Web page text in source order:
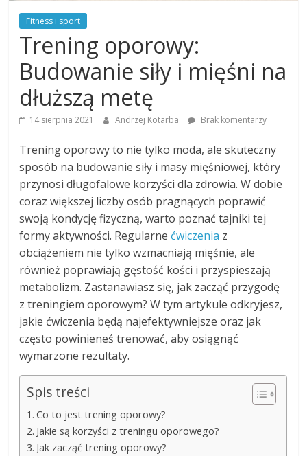
Fitness i sport
Trening oporowy:
Budowanie siły i mięśni na
dłuższą metę
14 sierpnia 2021 Andrzej Kotarba Brak komentarzy
Trening oporowy to nie tylko moda, ale skuteczny
sposób na budowanie siły i masy mięśniowej, który
przynosi długofalowe korzyści dla zdrowia. W dobie
coraz większej liczby osób pragnących poprawić
swoją kondycję fizyczną, warto poznać tajniki tej
formy aktywności. Regularne ćwiczenia z
obciążeniem nie tylko wzmacniają mięśnie, ale
również poprawiają gęstość kości i przyspieszają
metabolizm. Zastanawiasz się, jak zacząć przygodę
z treningiem oporowym? W tym artykule odkryjesz,
jakie ćwiczenia będą najefektywniejsze oraz jak
często powinieneś trenować, aby osiągnąć
wymarzone rezultaty.
Spis treści
Co to jest trening oporowy?
Jakie są korzyści z treningu oporowego?
Jak zacząć trening oporowy?